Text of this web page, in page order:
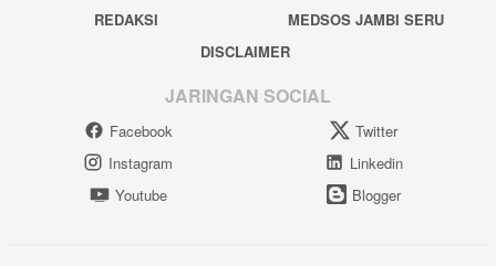
REDAKSI
MEDSOS JAMBI SERU
DISCLAIMER
JARINGAN SOCIAL
Facebook
Twitter
Instagram
Linkedin
Youtube
Blogger